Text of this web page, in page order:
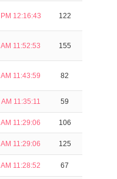
PM 12:16:43 122
AM 11:52:53 155
AM 11:43:59 82
AM 11:35:11 59
AM 11:29:06 106
AM 11:29:06 125
AM 11:28:52 67